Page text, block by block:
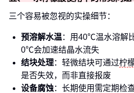
三个容易被忽视的实操细节：
预溶解水温 ：用40℃温水溶解
0℃会加速结晶水流失
结块处理：轻微结块可通过柠
是否失效，而非直接报废
设备腐蚀：长期使用需定期检